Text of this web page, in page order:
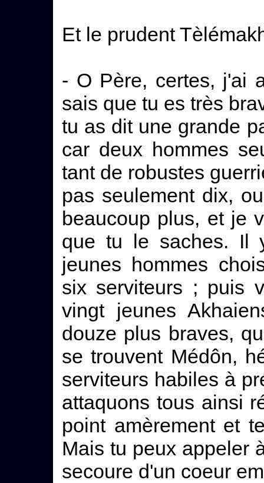
Et le prudent
- O Père, certes, j'ai
sais que tu es très
tu as dit une grande
car deux hommes
tant de robustes
pas seulement dix,
beaucoup plus, et je
que tu le saches. Il
jeunes hommes
six serviteurs ; puis
vingt jeunes
douze plus braves,
se trouvent Médôn,
serviteurs habiles à
attaquons tous ainsi
point amèrement et
Mais tu peux appeler
secoure d'un coeur